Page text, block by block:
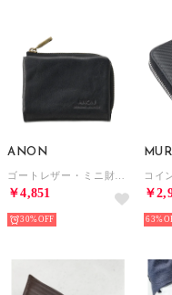
ANON
￥4,851
30%
￥
63%